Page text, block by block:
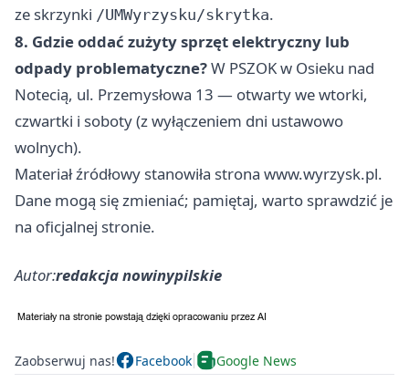
ze skrzynki /UMWyrzysku/skrytka.
8. Gdzie oddać zużyty sprzęt elektryczny lub
odpady problematyczne?W PSZOK w Osieku nad
Notecią, ul. Przemysłowa 13 — otwarty we wtorki,
czwartki i soboty (z wyłączeniem dni ustawowo
wolnych).
Materiał źródłowy stanowiła strona www.wyrzysk.pl.
Dane mogą się zmieniać; pamiętaj, warto sprawdzić je
na oficjalnej stronie.
Autor:redakcja nowinypilskie
Zaobserwuj nas! Facebook Google News